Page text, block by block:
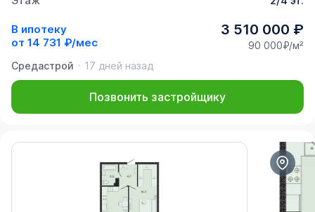
В ипотеку
от 14 731 ₽/мес
3 510 000 ₽
90 000₽/м²
Средастрой
17 дней назад
Позвонить застройщику